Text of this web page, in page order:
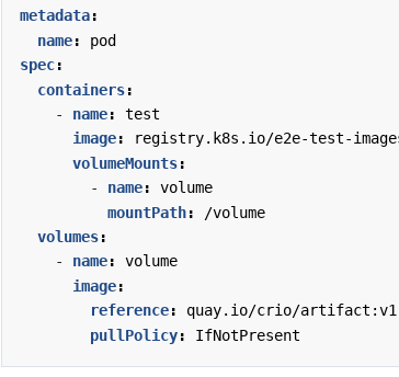
metadata:
name:
pod
spec:
containers:
- name:
test
image:
registry.k8s.io/e2e-test-
volumeMounts:
- name:
volume
mountPath:
/volume
volumes:
- name:
volume
image:
reference:
quay.io/crio/artifact:v1
pullPolicy: IfNotPresent